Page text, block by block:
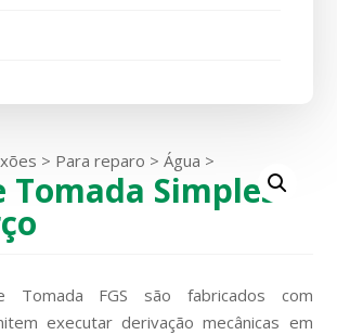
> Para reparo >Água >
Tomada Simples
Tomada FGS são fabricados com
executar derivação mecânicas em